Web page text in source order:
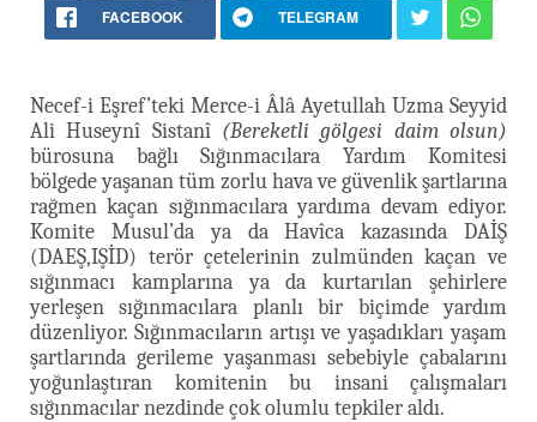
FACEBOOK TELEGRAM
Necef-i Eşref’teki Merce-i Âlâ Ayetullah Uzma Seyyid
Ali Huseynî Sistanî (Bereketli gölgesi daim olsun)
bürosuna bağlı Sığınmacılara Yardım Komitesi
bölgede yaşanan tüm zorlu hava ve güvenlik şartlarına
rağmen kaçan sığınmacılara yardıma devam ediyor.
Komite Musul’da ya da Havîca kazasında DAİŞ
(DAEŞ,IŞİD) terör çetelerinin zulmünden kaçan ve
sığınmacı kamplarına ya da kurtarılan şehirlere
yerleşen sığınmacılara planlı bir biçimde yardım
düzenliyor. Sığınmacıların artışı ve yaşadıkları yaşam
şartlarında gerileme yaşanması sebebiyle çabalarını
yoğunlaştıran komitenin bu insani çalışmaları
sığınmacılar nezdinde çok olumlu tepkiler aldı.